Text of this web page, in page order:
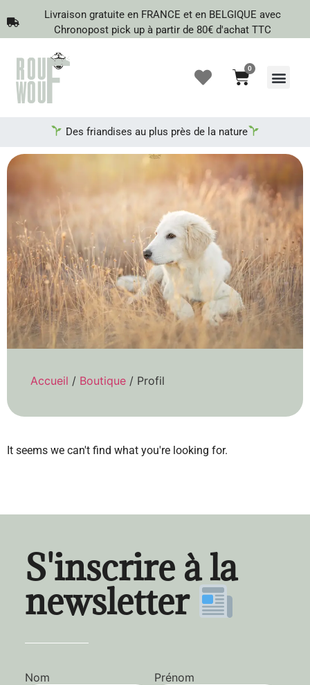
Livraison gratuite en FRANCE et en BELGIQUE avec
Chronopost pick up à partir de 80€ d'achat TTC
0
Des friandises au plus près de la nature
Accueil / Boutique / Profil
It seems we can't find what you're looking for.
S'inscrire à la
newsletter
Nom Prénom